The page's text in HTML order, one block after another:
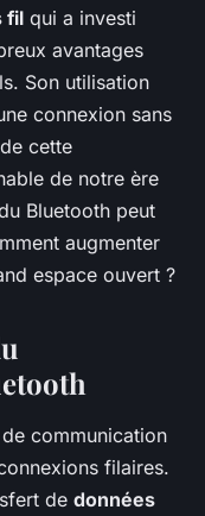
du
fil qui a investi
avantages
Son utilisation
connexion sans
cette
de notre ère
Bluetooth peut
augmenter
espace ouvert ?
communication
filaires.
de données